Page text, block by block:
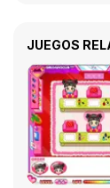
JUEGOS